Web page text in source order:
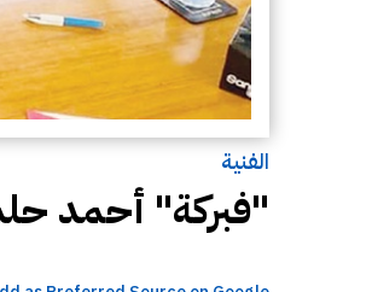
الفنية
"فبركة" أحمد